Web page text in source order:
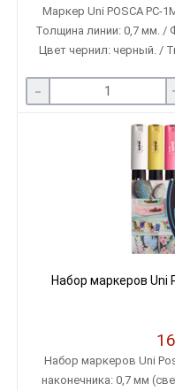
Маркер Uni POSCA PC-
Толщина линии: 0,7 мм. /
Цвет чернил: черный. /
-
Набор маркеров Uni
Набор маркеров Uni
наконечника: 0,7 мм